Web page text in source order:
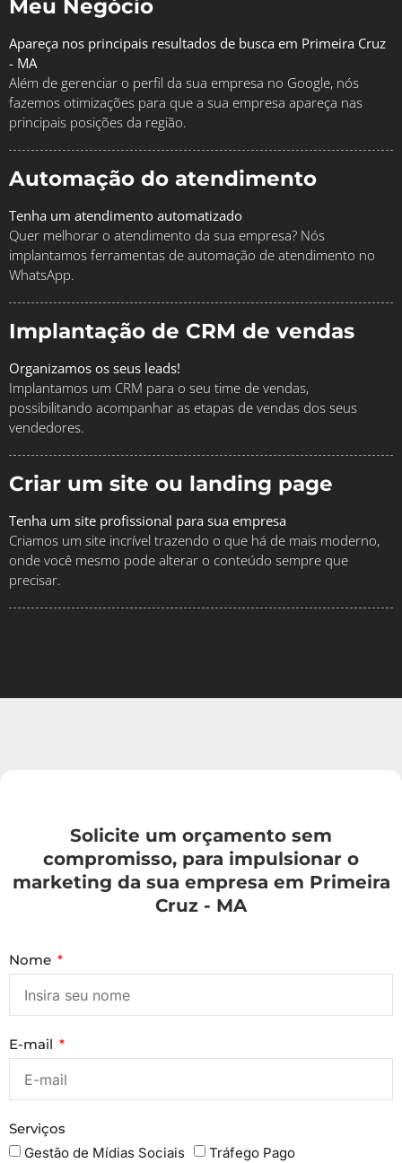
Meu Negócio
Apareça nos principais resultados de busca em Primeira Cruz
- MA
Além de gerenciar o perfil da sua empresa no Google, nós
fazemos otimizações para que a sua empresa apareça nas
principais posições da região.
Automação do atendimento
Tenha um atendimento automatizado
Quer melhorar o atendimento da sua empresa? Nós
implantamos ferramentas de automação de atendimento no
WhatsApp.
Implantação de CRM de vendas
Organizamos os seus leads!
Implantamos um CRM para o seu time de vendas,
possibilitando acompanhar as etapas de vendas dos seus
vendedores.
Criar um site ou landing page
Tenha um site profissional para sua empresa
Criamos um site incrível trazendo o que há de mais moderno,
onde você mesmo pode alterar o conteúdo sempre que
precisar.
Solicite um orçamento sem
compromisso, para impulsionar o
marketing da sua empresa em Primeira
Cruz - MA
Nome
E-mail
Serviços
Gestão de Mídias Sociais
Tráfego Pago